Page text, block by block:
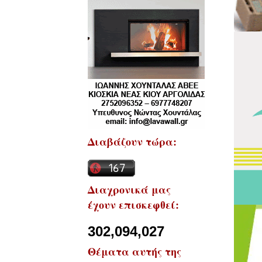
Διαβάζουν τώρα:
Διαχρονικά μας
έχουν επισκεφθεί:
302,094,027
Θέματα αυτής της